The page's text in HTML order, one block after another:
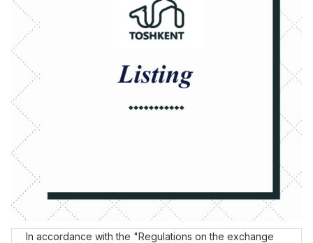
In accordance with the "Regulations on the exchange